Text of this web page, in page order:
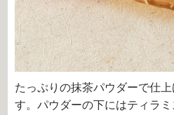
たっぷりの抹茶パウダーで仕
す。パウダーの下にはティラ